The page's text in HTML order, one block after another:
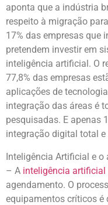
aponta que a indústria
respeito à migração
17% das empresas que
pretendem investir em
inteligência artificial. O
77,8% das empresas
aplicações de
integração das áreas é
pesquisadas. E apenas
integração digital total
Inteligência Artificial e o
– A inteligência artificial
agendamento. O
equipamentos críticos é